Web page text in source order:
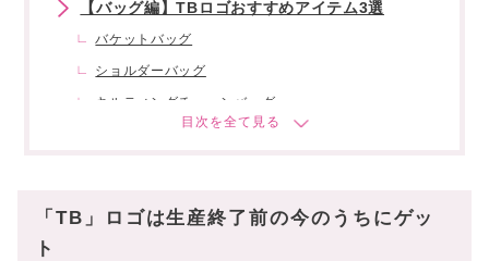
【バッグ編】TBロゴおすすめアイテム3選
バケットバッグ
ショルダーバッグ
キルティングチェーンバッグ
二つ折り財布
「TB」ロゴは生産終了前の今のうちにゲッ
ト